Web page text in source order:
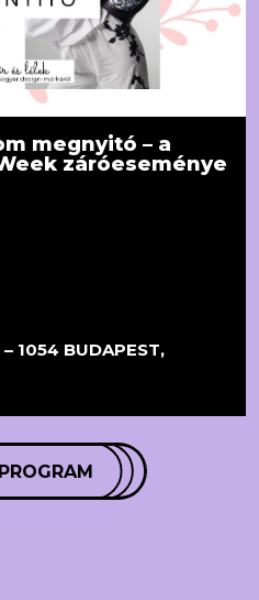
megnyitó – a
záróeseménye
1054 BUDAPEST,